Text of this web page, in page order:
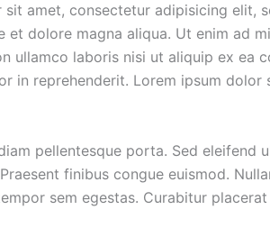
sit amet, consectetur adipisicing elit,
et dolore magna aliqua. Ut enim ad
ullamco laboris nisi ut aliquip ex ea
in reprehenderit. Lorem ipsum dolor
pellentesque porta. Sed eleifend
finibus congue euismod.
sem egestas. Curabitur